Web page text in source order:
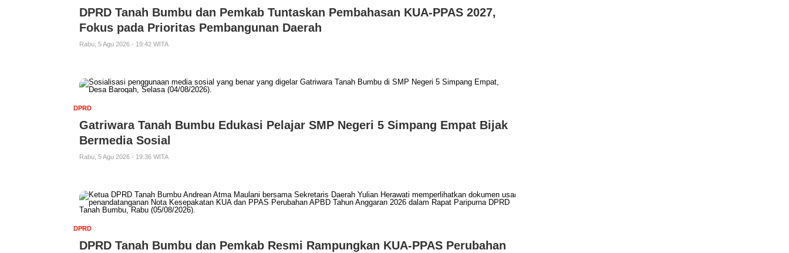
DPRD Tanah Bumbu dan Pemkab Tuntaskan Pembahasan KUA-PPAS 2027,
Fokus pada Prioritas Pembangunan Daerah
Rabu, 5 Agu 2026 - 19:42 WITA
DPRD
Gatriwara Tanah Bumbu Edukasi Pelajar SMP Negeri 5 Simpang Empat Bijak
Bermedia Sosial
Rabu, 5 Agu 2026 - 19:36 WITA
DPRD
DPRD Tanah Bumbu dan Pemkab Resmi Rampungkan KUA-PPAS Perubahan